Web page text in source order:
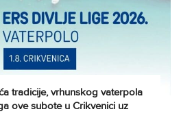
tradicije, vrhunskog vaterpola
ove subote u Crikvenici uz